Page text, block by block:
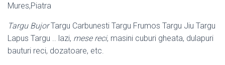
Mures,Piatra
Targu BujorTargu Carbunesti Targu Frumos Targu Jiu Targu
Lapus Targu .. lazi, mese reci, masini cuburi gheata, dulapuri
bauturi reci, dozatoare, etc.